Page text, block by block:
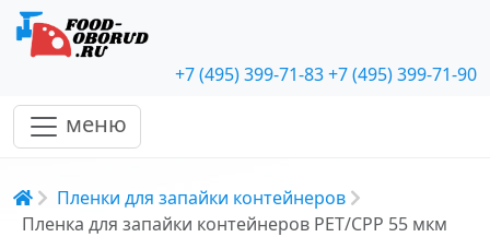
+7 (495) 399-71-83+7 (495) 399-71-90
меню
Строка навигации
Пленки для запайки контейнеров
Пленка для запайки контейнеров PET/CPP 55 мкм